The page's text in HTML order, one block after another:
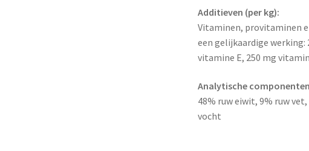
Additieven (per kg):
Vitaminen, provitaminen
een gelijkaardige werking:
vitamine E, 250 mg
Analytische
48% ruw eiwit, 9% ruw
vocht